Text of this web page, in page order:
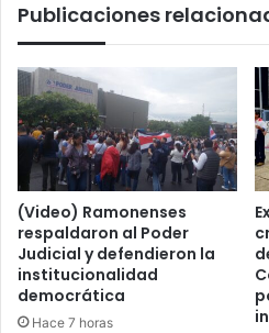
Publicaciones
(Video) Ramonenses
respaldaron al Poder
Judicial y defendieron la
institucionalidad
democrática
Hace 7 horas